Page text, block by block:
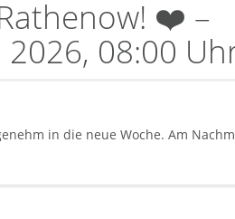
❤️ –
2026, 08:00
in die neue Woche. Am